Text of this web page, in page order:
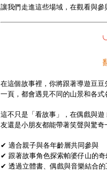
讓我們走進這些場域，在觀看與
在這個故事裡，你將跟著導遊豆
一頁，都會遇見不同的山景和各式
這不只是「看故事」，在偶戲與
友還是小朋友都能帶著笑聲與驚奇
✔ 適合親子與各年齡層共同參與
✔ 跟著故事角色探索帕婆仔山的
✔ 透過立體書、偶戲與音樂結合